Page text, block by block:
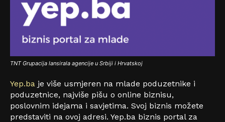
TNT Grupacija lansirala agencije u Srbiji i Hrvatskoj
Yep.ba je više usmjeren na mlade poduzetnike i
poduzetnice, najviše pišu o online biznisu,
poslovnim idejama i savjetima. Svoj biznis možete
predstaviti na ovoj adresi. Yep.ba biznis portal za